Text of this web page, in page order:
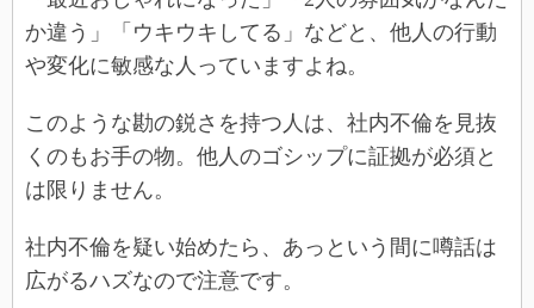
か違う」「ウキウキしてる」などと、他人の行動
や変化に敏感な人っていますよね。
このような勘の鋭さを持つ人は、社内不倫を見抜
くのもお手の物。他人のゴシップに証拠が必須と
は限りません。
社内不倫を疑い始めたら、あっという間に噂話は
広がるハズなので注意です。